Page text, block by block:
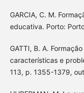
GARCIA, C. M.
educativa. Porto:
GATTI, B. A.
características e
113, p. 1355-1379,